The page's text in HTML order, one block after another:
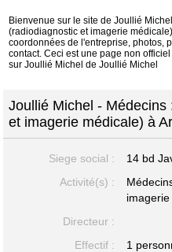
Bienvenue sur le site de Joullié
(radiodiagnostic et imagerie
coordonnées de l'entreprise, photos,
contact. Ceci est une page non
sur Joullié Michel de Joullié Michel
Joullié Michel -
et imagerie médicale) à
Siege social : 14 bd
Activité(s) :
Directeur :
Effectif :
1